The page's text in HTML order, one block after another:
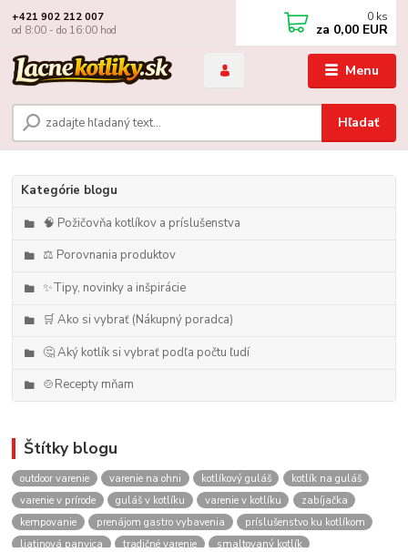
Menu
Hľadať
+421 902 212 007
od 8:00 - do 16:00 hod
0 ks
za 0,00 EUR
Kategórie blogu
🧠 Požičovňa kotlíkov a príslušenstva
⚖️ Porovnania produktov
✨Tipy, novinky a inšpirácie
🛒 Ako si vybrať (Nákupný poradca)
🤔 Aký kotlík si vybrať podľa počtu ľudí
🍲Recepty mňam
Štítky blogu
outdoor varenie varenie na ohni kotlíkový guláš
kotlík na guláš
varenie v prírode
guláš v kotlíku varenie v kotlíku
zabíjačka
kempovanie
prenájom gastro vybavenia
príslušenstvo ku kotlíkom
liatinová panvica
tradičné varenie
smaltovaný kotlík